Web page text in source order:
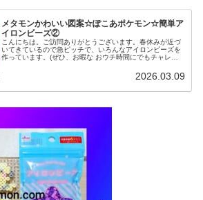
メタモンかわいい図案☆ぽこあポケモン☆簡単ア
イロンビーズ②
こんにちは。ご訪問ありがとうございます。春休みが近づ
いてきているので急ピッチで、いろんなアイロンビーズを
作っています。(ぜひ、お暇な おウチ時間にでもチャレン
2026.03.09